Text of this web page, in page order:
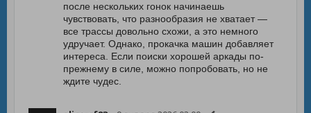
после нескольких гонок начинаешь
чувствовать, что разнообразия не хватает —
все трассы довольно схожи, а это немного
удручает. Однако, прокачка машин добавляет
интереса. Если поиски хорошей аркады по-
прежнему в силе, можно попробовать, но не
ждите чудес.